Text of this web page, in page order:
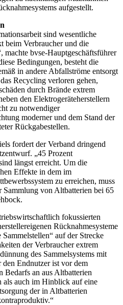
aufgestellt.
sind wesentliche
beim Verbraucher und die
machte bvse-Hauptgeschäftsführer
Bedingungen, besteht die
in andere Abfallströme entsorgt
Recycling verloren gehen,
durch Brände extrem
den Elektrogeräteherstellern
zu notwendiger
moderner und dem Stand der
Rückgabestellen.
fordert der Verband dringend
„45 Prozent
längst erreicht. Um die
Effekte in dem im
zu erreichen, muss
von Altbatterien bei 65
fokussierten
Rücknahmesysteme
auf der Strecke
der Verbraucher extrem
des Sammelsystems mit
Endnutzer ist vor dem
Bedarfs an aus Altbatterien
als auch im Hinblick auf eine
der in Altbatterien